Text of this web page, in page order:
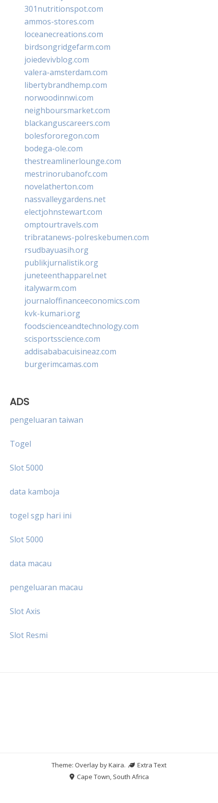
301nutritionspot.com
ammos-stores.com
loceanecreations.com
birdsongridgefarm.com
joiedevivblog.com
valera-amsterdam.com
libertybrandhemp.com
norwoodinnwi.com
neighboursmarket.com
blackanguscareers.com
bolesfororegon.com
bodega-ole.com
thestreamlinerlounge.com
mestrinorubanofc.com
novelatherton.com
nassvalleygardens.net
electjohnstewart.com
omptourtravels.com
tribratanews-polreskebumen.com
rsudbayuasih.org
publikjurnalistik.org
juneteenthapparel.net
italywarm.com
journaloffinanceeconomics.com
kvk-kumari.org
foodscienceandtechnology.com
scisportsscience.com
addisababacuisineaz.com
burgerimcamas.com
ADS
pengeluaran taiwan
Togel
Slot 5000
data kamboja
togel sgp hari ini
Slot 5000
data macau
pengeluaran macau
Slot Axis
Slot Resmi
Theme: Overlay byKaira.
Extra Text
Cape Town, South Africa